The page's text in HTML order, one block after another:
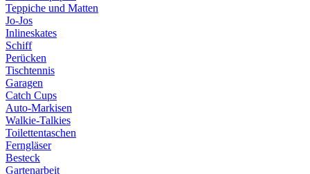
Teppiche und Matten
Jo-Jos
Inlineskates
Schiff
Perücken
Tischtennis
Garagen
Catch Cups
Auto-Markisen
Walkie-Talkies
Toilettentaschen
Ferngläser
Besteck
Gartenarbeit